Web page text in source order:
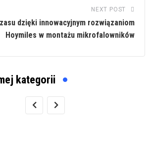
NEXT POST
dzięki innowacyjnym rozwiązaniom
Hoymiles w montażu mikrofalowników
kategorii